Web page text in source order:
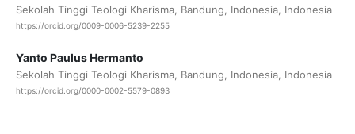
Sekolah Tinggi Teologi Kharisma, Bandung, Indonesia, Indonesia
https://orcid.org/0009-0006-5239-2255
Yanto Paulus Hermanto
Sekolah Tinggi Teologi Kharisma, Bandung, Indonesia, Indonesia
https://orcid.org/0000-0002-5579-0893